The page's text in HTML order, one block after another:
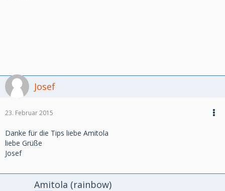
Josef
23. Februar 2015
Danke für die Tips liebe Amitola
liebe Grüße
Josef
Amitola (rainbow)